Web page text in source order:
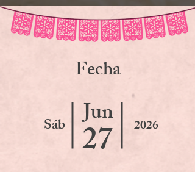
Fecha
2026
27
Jun
Sáb